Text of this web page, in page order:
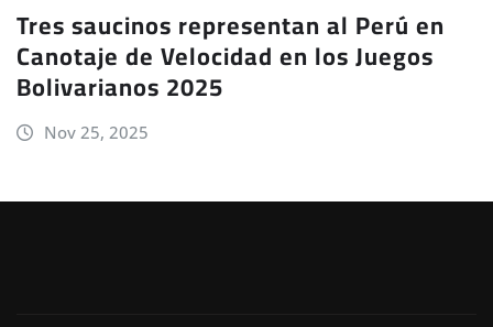
Tres saucinos representan al Perú en
Canotaje de Velocidad en los Juegos
Bolivarianos 2025
Nov 25, 2025